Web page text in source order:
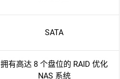
SATA
拥有高达 8 个盘位的 RAID 优化
NAS 系统